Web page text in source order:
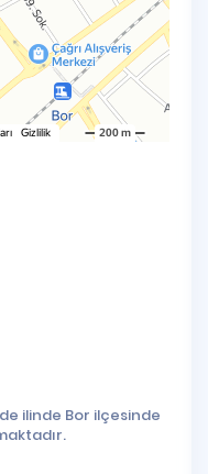
ilinde Bor ilçesinde